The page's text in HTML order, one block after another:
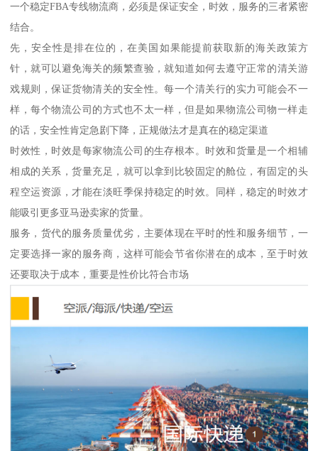
一个稳定FBA专线物流商，必须是保证安全，时效，服务的三者紧密
结合。
先，安全性是排在位的，在美国如果能提前获取新的海关政策方
针，就可以避免海关的频繁查验，就知道如何去遵守正常的清关游
戏规则，保证货物清关的安全性。每一个清关行的实力可能会不一
样，每个物流公司的方式也不太一样，但是如果物流公司物一样走
的话，安全性肯定急剧下降，正规做法才是真在的稳定渠道
时效性，时效是每家物流公司的生存根本。时效和货量是一个相辅
相成的关系，货量充足，就可以拿到比较固定的舱位，有固定的头
程空运资源，才能在淡旺季保持稳定的时效。同样，稳定的时效才
能吸引更多亚马逊卖家的货量。
服务，货代的服务质量优劣，主要体现在平时的性和服务细节，一
定要选择一家的服务商，这样可能会节省你潜在的成本，至于时效
还要取决于成本，重要是性价比符合市场